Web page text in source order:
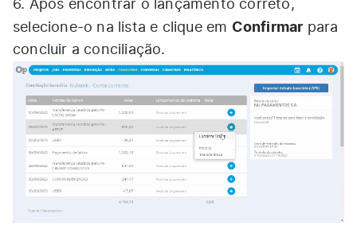
6. Após encontrar o lançamento correto,
selecione-o na lista e clique em Confirmar para
concluir a conciliação.